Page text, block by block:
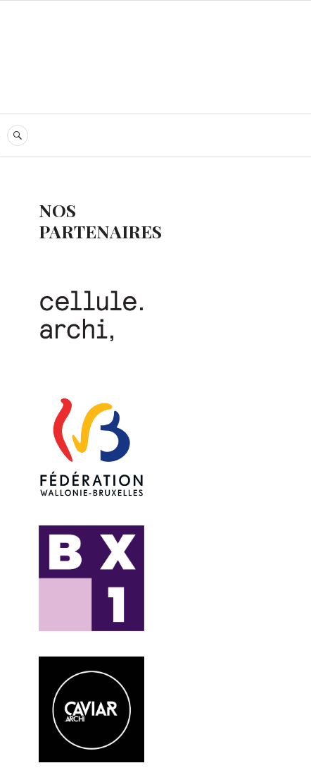
RECHERCHE
NOS
PARTENAIRES